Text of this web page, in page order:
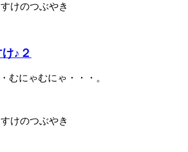
すけのつぶやき
♪２
むにゃむにゃ・・・。
すけのつぶやき